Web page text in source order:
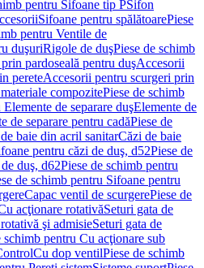
pentru Sifoane tip PSifon
Sifoane pentru spălătoarePiese
pentru Ventile de
duşuriRigole de duşPiese de schimb
pardoseală pentru duşAccesorii
pereteAccesorii pentru scurgeri prin
compozitePiese de schimb
de separare duşElemente de
de separare pentru cadăPiese de
baie din acril sanitarCăzi de baie
pentru căzi de duş, d52Piese de
duş, d62Piese de schimb pentru
de schimb pentru Sifoane pentru
Capac ventil de scurgerePiese de
acţionare rotativăSeturi gata de
şi admisieSeturi gata de
schimb pentru Cu acţionare sub
Cu dop ventilPiese de schimb